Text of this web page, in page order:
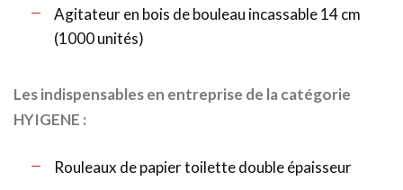
Agitateur en bois de bouleau incassable 14 cm
(1000 unités)
Les indispensables en entreprise de la catégorie
HYIGENE :
Rouleaux de papier toilette double épaisseur